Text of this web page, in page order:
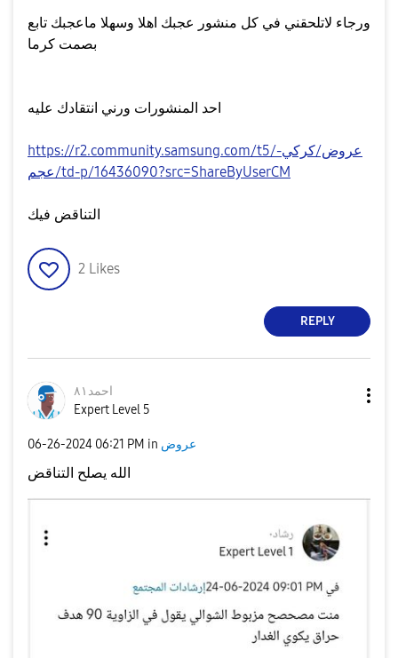
ورجاء لاتلحقني في كل منشور عجبك اهلا وسهلا ماعجبك تابع
بصمت كرما
احد المنشورات ورني انتقادك عليه
https://r2.community.samsung.com/t5/عروض/كركي-
عجم/td-p/16436090?src=ShareByUserCM
التناقض فيك
2 Likes
REPLY
احمد٨١
Expert Level 5
‎06-26-2024 06:21 PM in عروض
الله يصلح التناقض